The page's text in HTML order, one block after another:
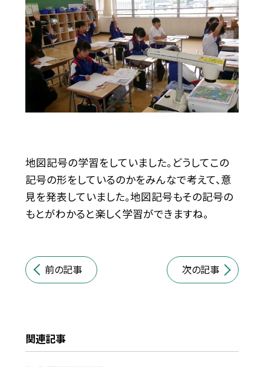
地図記号の学習をしていました。どうしてこの
記号の形をしているのかをみんなで考えて、意
見を発表していました。地図記号もその記号の
もとがわかると楽しく学習ができますね。
前の記事 次の記事
関連記事